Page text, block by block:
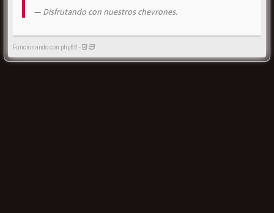
Disfrutando con nuestros chevrones.
Funcionando con phpBB -